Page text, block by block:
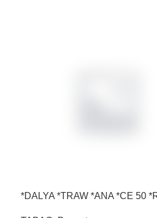
*DALYA *TRAW *ANA *CE 50